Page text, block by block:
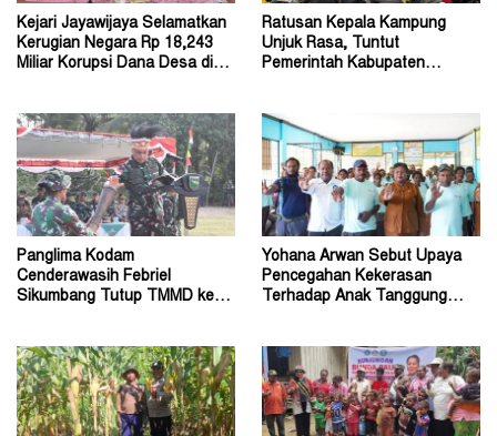
Kejari Jayawijaya Selamatkan
Kerugian Negara Rp 18,243
Miliar Korupsi Dana Desa di
Ratusan Kepala Kampung
Unjuk Rasa, Tuntut
Pemerintah Kabupaten
Panglima Kodam
Cenderawasih Febriel
Sikumbang Tutup TMMD ke-
Yohana Arwan Sebut Upaya
Pencegahan Kekerasan
Terhadap Anak Tanggung